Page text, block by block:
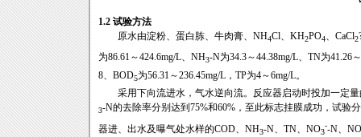
1.2 试验方法
原水由淀粉、蛋白胨、牛肉膏、NH4Cl、KH2PO4、CaCl2
为86.61～424.6mg/L、NH3-N为34.3～44.38mg/L、TN为41.26
8、BOD5为56.31～236.45mg/L，TP为4～6mg/L。
采用下向流进水，气水逆向流。反应器启动时投加一定量
3-N的去除率分别达到75%和60%，至此标志挂膜成功，试验
器进、出水及曝气处水样的COD、NH3-N、TN、NO3
--N、NO